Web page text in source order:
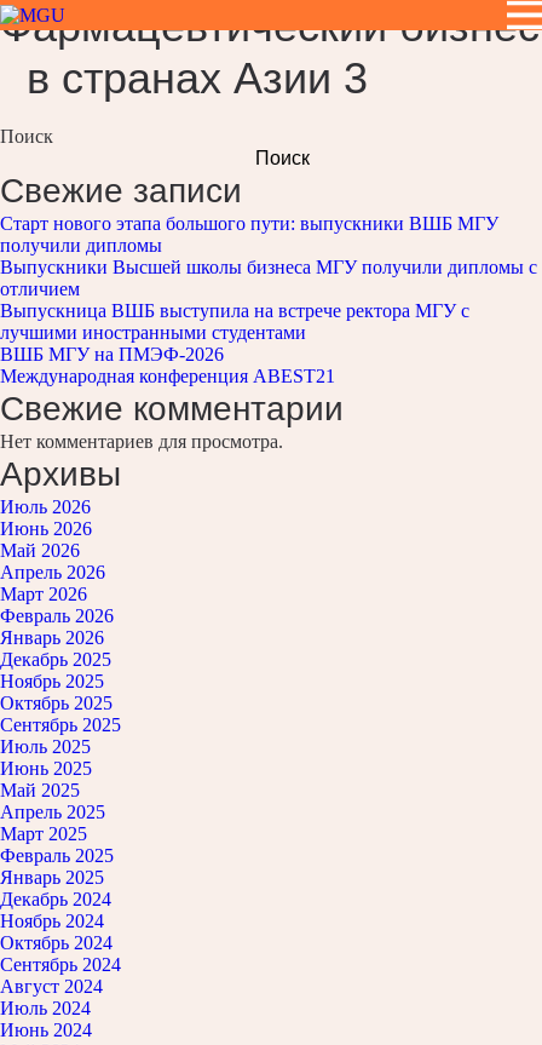
Фармацевтический бизнес
в странах Азии 3
Поиск
Поиск
Свежие записи
Старт нового этапа большого пути: выпускники ВШБ МГУ
получили дипломы
Выпускники Высшей школы бизнеса МГУ получили дипломы с
отличием
Выпускница ВШБ выступила на встрече ректора МГУ с
лучшими иностранными студентами
ВШБ МГУ на ПМЭФ-2026
Международная конференция ABEST21
Свежие комментарии
Нет комментариев для просмотра.
Архивы
Июль 2026
Июнь 2026
Май 2026
Апрель 2026
Март 2026
Февраль 2026
Январь 2026
Декабрь 2025
Ноябрь 2025
Октябрь 2025
Сентябрь 2025
Июль 2025
Июнь 2025
Май 2025
Апрель 2025
Март 2025
Февраль 2025
Январь 2025
Декабрь 2024
Ноябрь 2024
Октябрь 2024
Сентябрь 2024
Август 2024
Июль 2024
Июнь 2024